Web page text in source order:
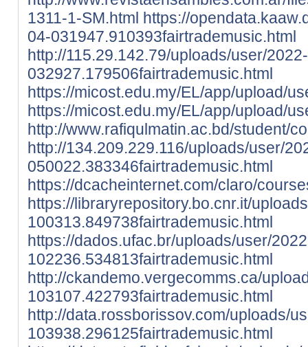
1311-1-SM.html https://
04-031947.910393fairtrademusic.html
http://115.29.142.79/uploads/user/
032927.179506fairtrademusic.html
https://micost.edu.my/EL/app/upload/
https://micost.edu.my/EL/app/upload/
http://www.rafiqulmatin.ac.bd/student/
http://134.209.229.116/uploads/user/
050022.383346fairtrademusic.html
https://dcacheinternet.com/claro/
https://libraryrepository.bo.cnr.it/
100313.849738fairtrademusic.html
https://dados.ufac.br/uploads/user/
102236.534813fairtrademusic.html
http://ckandemo.vergecomms.ca/
103107.422793fairtrademusic.html
http://data.rossborissov.com/uploads/
103938.296125fairtrademusic.html